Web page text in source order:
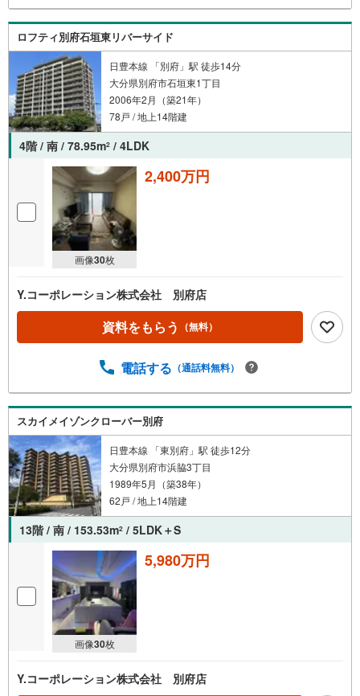
ロフティ別府石垣東リバーサイド
日豊本線 「別府」駅 徒歩14分
大分県別府市石垣東1丁目
2006年2月（築21年）
78戸 / 地上14階建
4階 / 南 / 78.95m2 / 4LDK
画像30枚
2,400万円
Y.コーポレーション株式会社 別府店
資料をもらう （無料）
電話する （通話料無料）
スカイメイゾンクローバー別府
日豊本線 「東別府」駅 徒歩12分
大分県別府市浜脇3丁目
1989年5月（築38年）
62戸 / 地上14階建
13階 / 南 / 153.53m2 / 5LDK＋S
画像30枚
5,980万円
Y.コーポレーション株式会社 別府店